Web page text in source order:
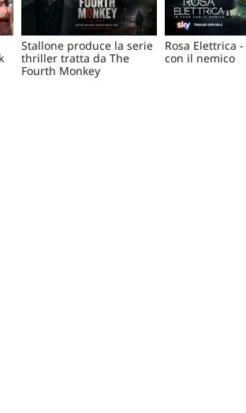
Stallone produce la serie
thriller tratta da The
Fourth Monkey
Rosa Elettrica
con il nemico